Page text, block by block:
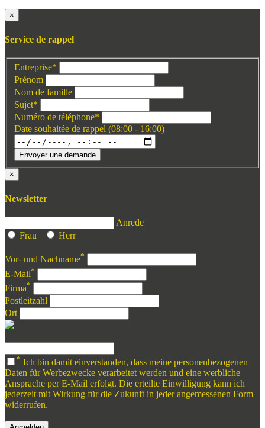
×
Service de rappel
Entreprise*
Prénom
Nom de famille
Sujet*
Numéro de téléphone*
Date souhaitée de rappel (08:00 - 16:00)
Envoyer une demande
×
Newsletter
Anrede
Frau
Herr
Vor- und Nachname*
E-Mail*
Firma*
Postleitzahl
Ort
* Ich bin damit einverstanden, dass meine personenbezogenen
Daten für Werbezwecke verarbeitet werden und eine werbliche
Ansprache per E-Mail erfolgt. Die erteilte Einwilligung kann ich
jederzeit mit Wirkung für die Zukunft in jeder angemessenen Form
widerrufen.